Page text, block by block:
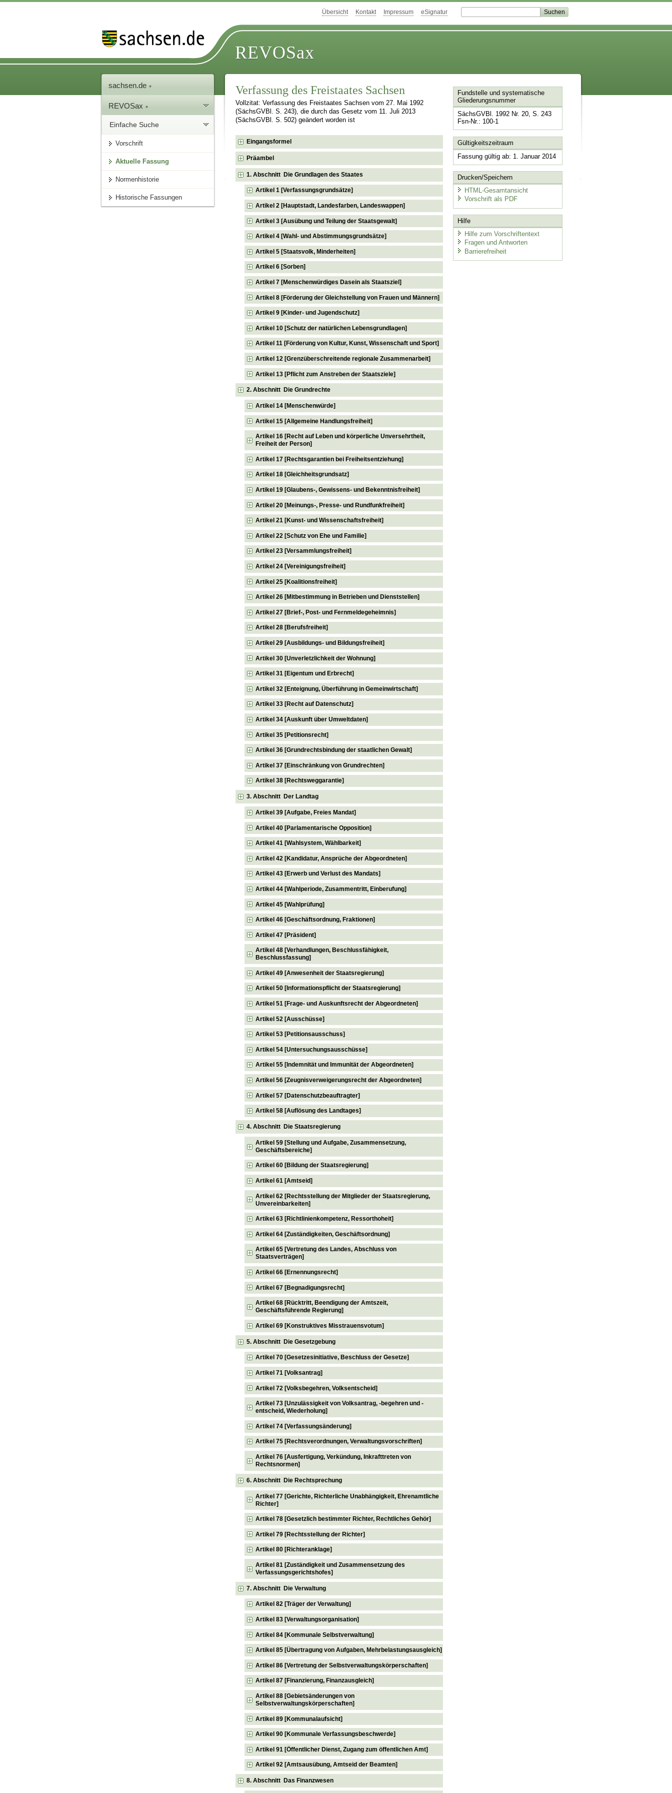
Übersicht Kontakt Impressum eSignatur
REVOSax
sachsen.de
REVOSax
Einfache Suche
Vorschrift
Aktuelle Fassung
Normenhistorie
Historische Fassungen
Verfassung des Freistaates Sachsen
Vollzitat: Verfassung des Freistaates Sachsen vom 27. Mai 1992
(SächsGVBl. S. 243), die durch das Gesetz vom 11. Juli 2013
(SächsGVBl. S. 502) geändert worden ist
Eingangsformel
Präambel
1. Abschnitt Die Grundlagen des Staates
Artikel 1 [Verfassungsgrundsätze]
Artikel 2 [Hauptstadt, Landesfarben, Landeswappen]
Artikel 3 [Ausübung und Teilung der Staatsgewalt]
Artikel 4 [Wahl- und Abstimmungsgrundsätze]
Artikel 5 [Staatsvolk, Minderheiten]
Artikel 6 [Sorben]
Artikel 7 [Menschenwürdiges Dasein als Staatsziel]
Artikel 8 [Förderung der Gleichstellung von Frauen und Männern]
Artikel 9 [Kinder- und Jugendschutz]
Artikel 10 [Schutz der natürlichen Lebensgrundlagen]
Artikel 11 [Förderung von Kultur, Kunst, Wissenschaft und Sport]
Artikel 12 [Grenzüberschreitende regionale Zusammenarbeit]
Artikel 13 [Pflicht zum Anstreben der Staatsziele]
2. Abschnitt Die Grundrechte
Artikel 14 [Menschenwürde]
Artikel 15 [Allgemeine Handlungsfreiheit]
Artikel 16 [Recht auf Leben und körperliche Unversehrtheit,
Freiheit der Person]
Artikel 17 [Rechtsgarantien bei Freiheitsentziehung]
Artikel 18 [Gleichheitsgrundsatz]
Artikel 19 [Glaubens-, Gewissens- und Bekenntnisfreiheit]
Artikel 20 [Meinungs-, Presse- und Rundfunkfreiheit]
Artikel 21 [Kunst- und Wissenschaftsfreiheit]
Artikel 22 [Schutz von Ehe und Familie]
Artikel 23 [Versammlungsfreiheit]
Artikel 24 [Vereinigungsfreiheit]
Artikel 25 [Koalitionsfreiheit]
Artikel 26 [Mitbestimmung in Betrieben und Dienststellen]
Artikel 27 [Brief-, Post- und Fernmeldegeheimnis]
Artikel 28 [Berufsfreiheit]
Artikel 29 [Ausbildungs- und Bildungsfreiheit]
Artikel 30 [Unverletzlichkeit der Wohnung]
Artikel 31 [Eigentum und Erbrecht]
Artikel 32 [Enteignung, Überführung in Gemeinwirtschaft]
Artikel 33 [Recht auf Datenschutz]
Artikel 34 [Auskunft über Umweltdaten]
Artikel 35 [Petitionsrecht]
Artikel 36 [Grundrechtsbindung der staatlichen Gewalt]
Artikel 37 [Einschränkung von Grundrechten]
Artikel 38 [Rechtsweggarantie]
3. Abschnitt Der Landtag
Artikel 39 [Aufgabe, Freies Mandat]
Artikel 40 [Parlamentarische Opposition]
Artikel 41 [Wahlsystem, Wählbarkeit]
Artikel 42 [Kandidatur, Ansprüche der Abgeordneten]
Artikel 43 [Erwerb und Verlust des Mandats]
Artikel 44 [Wahlperiode, Zusammentritt, Einberufung]
Artikel 45 [Wahlprüfung]
Artikel 46 [Geschäftsordnung, Fraktionen]
Artikel 47 [Präsident]
Artikel 48 [Verhandlungen, Beschlussfähigkeit,
Beschlussfassung]
Artikel 49 [Anwesenheit der Staatsregierung]
Artikel 50 [Informationspflicht der Staatsregierung]
Artikel 51 [Frage- und Auskunftsrecht der Abgeordneten]
Artikel 52 [Ausschüsse]
Artikel 53 [Petitionsausschuss]
Artikel 54 [Untersuchungsausschüsse]
Artikel 55 [Indemnität und Immunität der Abgeordneten]
Artikel 56 [Zeugnisverweigerungsrecht der Abgeordneten]
Artikel 57 [Datenschutzbeauftragter]
Artikel 58 [Auflösung des Landtages]
4. Abschnitt Die Staatsregierung
Artikel 59 [Stellung und Aufgabe, Zusammensetzung,
Geschäftsbereiche]
Artikel 60 [Bildung der Staatsregierung]
Artikel 61 [Amtseid]
Artikel 62 [Rechtsstellung der Mitglieder der Staatsregierung,
Unvereinbarkeiten]
Artikel 63 [Richtlinienkompetenz, Ressorthoheit]
Artikel 64 [Zuständigkeiten, Geschäftsordnung]
Artikel 65 [Vertretung des Landes, Abschluss von
Staatsverträgen]
Artikel 66 [Ernennungsrecht]
Artikel 67 [Begnadigungsrecht]
Artikel 68 [Rücktritt, Beendigung der Amtszeit,
Geschäftsführende Regierung]
Artikel 69 [Konstruktives Misstrauensvotum]
5. Abschnitt Die Gesetzgebung
Artikel 70 [Gesetzesinitiative, Beschluss der Gesetze]
Artikel 71 [Volksantrag]
Artikel 72 [Volksbegehren, Volksentscheid]
Artikel 73 [Unzulässigkeit von Volksantrag, -begehren und -
entscheid, Wiederholung]
Artikel 74 [Verfassungsänderung]
Artikel 75 [Rechtsverordnungen, Verwaltungsvorschriften]
Artikel 76 [Ausfertigung, Verkündung, Inkrafttreten von
Rechtsnormen]
6. Abschnitt Die Rechtsprechung
Artikel 77 [Gerichte, Richterliche Unabhängigkeit, Ehrenamtliche
Richter]
Artikel 78 [Gesetzlich bestimmter Richter, Rechtliches Gehör]
Artikel 79 [Rechtsstellung der Richter]
Artikel 80 [Richteranklage]
Artikel 81 [Zuständigkeit und Zusammensetzung des
Verfassungsgerichtshofes]
7. Abschnitt Die Verwaltung
Artikel 82 [Träger der Verwaltung]
Artikel 83 [Verwaltungsorganisation]
Artikel 84 [Kommunale Selbstverwaltung]
Artikel 85 [Übertragung von Aufgaben, Mehrbelastungsausgleich]
Artikel 86 [Vertretung der Selbstverwaltungskörperschaften]
Artikel 87 [Finanzierung, Finanzausgleich]
Artikel 88 [Gebietsänderungen von
Selbstverwaltungskörperschaften]
Artikel 89 [Kommunalaufsicht]
Artikel 90 [Kommunale Verfassungsbeschwerde]
Artikel 91 [Öffentlicher Dienst, Zugang zum öffentlichen Amt]
Artikel 92 [Amtsausübung, Amtseid der Beamten]
8. Abschnitt Das Finanzwesen
Fundstelle und systematische
Gliederungsnummer
SächsGVBl. 1992 Nr. 20, S. 243
Fsn-Nr.: 100-1
Gültigkeitszeitraum
Fassung gültig ab: 1. Januar 2014
Drucken/Speichern
HTML-Gesamtansicht
Vorschrift als PDF
Hilfe
Hilfe zum Vorschriftentext
Fragen und Antworten
Barrierefreiheit